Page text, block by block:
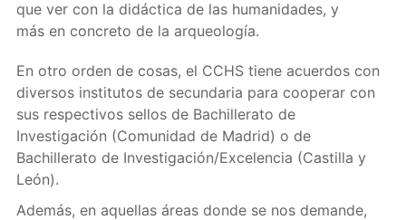
que ver con la didáctica de las humanidades, y
más en concreto de la arqueología.
En otro orden de cosas, el CCHS tiene acuerdos con
diversos institutos de secundaria para cooperar con
sus respectivos sellos de Bachillerato de
Investigación (Comunidad de Madrid) o de
Bachillerato de Investigación/Excelencia (Castilla y
León).
Además, en aquellas áreas donde se nos demande,